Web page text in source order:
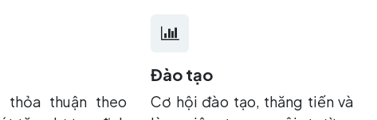
thỏa thuận theo
Đào tạo
Cơ hội đào tạo, thăng tiến và